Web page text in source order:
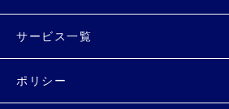
サービス一覧
ポリシー